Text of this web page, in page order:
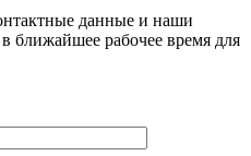
данные и наши
ближайшее рабочее время для